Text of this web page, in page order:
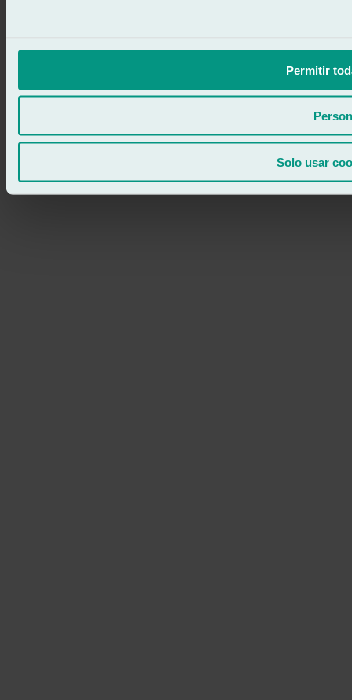
Permitir
Solo usar